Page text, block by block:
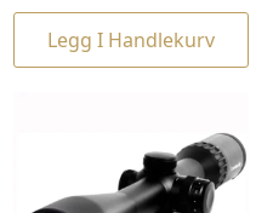
Legg I Handlekurv